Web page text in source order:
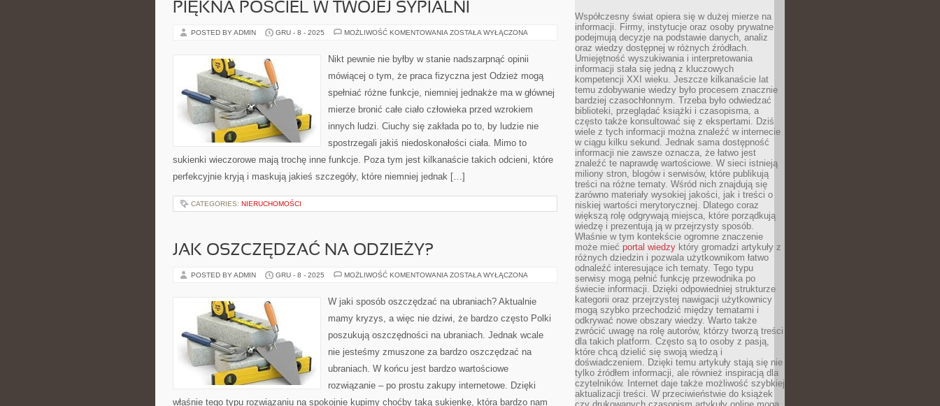
PIĘKNA POŚCIEL W TWOJEJ SYPIALNI
POSTED BY ADMIN GRU - 8 - 2025 MOŻLIWOŚĆ KOMENTOWANIA PIĘKNA
TWOJEJ
SYPIALNI
ZOSTAŁA WYŁĄCZONA
Nikt pewnie nie byłby w stanie nadszarpnąć opinii
mówiącej o tym, że praca fizyczna jest Odzież mogą
spełniać różne funkcje, niemniej jednakże ma w głównej
mierze bronić całe ciało człowieka przed wzrokiem
innych ludzi. Ciuchy się zakłada po to, by ludzie nie
spostrzegali jakiś niedoskonałości ciała. Mimo to
sukienki wieczorowe mają trochę inne funkcje. Poza tym jest kilkanaście takich odcieni, które
perfekcyjnie kryją i maskują jakieś szczegóły, które niemniej jednak […]
CATEGORIES: NIERUCHOMOŚCI
JAK OSZCZĘDZAĆ NA ODZIEŻY?
POSTED BY ADMIN GRU - 8 - 2025 MOŻLIWOŚĆ KOMENTOWANIA JAK
ODZIEŻY?
ZOSTAŁA WYŁĄCZONA
W jaki sposób oszczędzać na ubraniach? Aktualnie
mamy kryzys, a więc nie dziwi, że bardzo często Polki
poszukują oszczędności na ubraniach. Jednak wcale
nie jesteśmy zmuszone za bardzo oszczędzać na
ubraniach. W końcu jest bardzo wartościowe
rozwiązanie – po prostu zakupy internetowe. Dzięki
właśnie tego typu rozwiązaniu na spokojnie kupimy choćby taką sukienkę, która bardzo nam
Współczesny świat opiera się w dużej mierze na
informacji. Firmy, instytucje oraz osoby prywatne
podejmują decyzje na podstawie danych, analiz
oraz wiedzy dostępnej w różnych źródłach.
Umiejętność wyszukiwania i interpretowania
informacji stała się jedną z kluczowych
kompetencji XXI wieku. Jeszcze kilkanaście lat
temu zdobywanie wiedzy było procesem znacznie
bardziej czasochłonnym. Trzeba było odwiedzać
biblioteki, przeglądać książki i czasopisma, a
często także konsultować się z ekspertami. Dziś
wiele z tych informacji można znaleźć w internecie
w ciągu kilku sekund. Jednak sama dostępność
informacji nie zawsze oznacza, że łatwo jest
znaleźć te naprawdę wartościowe. W sieci istnieją
miliony stron, blogów i serwisów, które publikują
treści na różne tematy. Wśród nich znajdują się
zarówno materiały wysokiej jakości, jak i treści o
niskiej wartości merytorycznej. Dlatego coraz
większą rolę odgrywają miejsca, które porządkują
wiedzę i prezentują ją w przejrzysty sposób.
Właśnie w tym kontekście ogromne znaczenie
może mieć portal wiedzy który gromadzi artykuły z
różnych dziedzin i pozwala użytkownikom łatwo
odnaleźć interesujące ich tematy. Tego typu
serwisy mogą pełnić funkcję przewodnika po
świecie informacji. Dzięki odpowiedniej strukturze
kategorii oraz przejrzystej nawigacji użytkownicy
mogą szybko przechodzić między tematami i
odkrywać nowe obszary wiedzy. Warto także
zwrócić uwagę na rolę autorów, którzy tworzą treści
dla takich platform. Często są to osoby z pasją,
które chcą dzielić się swoją wiedzą i
doświadczeniem. Dzięki temu artykuły stają się nie
tylko źródłem informacji, ale również inspiracją dla
czytelników. Internet daje także możliwość szybkiej
aktualizacji treści. W przeciwieństwie do książek